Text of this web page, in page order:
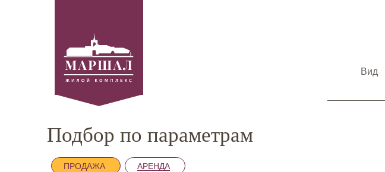
Подбор по параметрам
ПРОДАЖА АРЕНДА
Вид